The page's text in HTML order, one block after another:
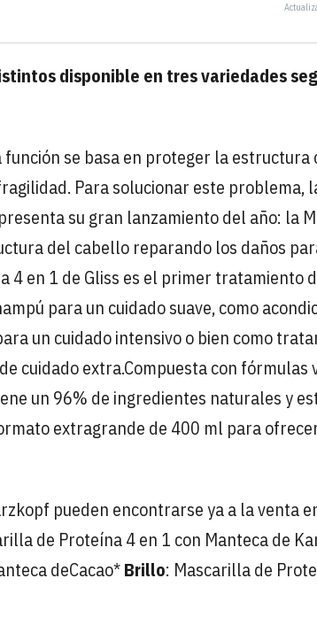
disponible en tres variedades
se basa en proteger la estructura
Para solucionar este problema,
su gran lanzamiento del año: la
del cabello reparando los daños
4 en 1 de Gliss es el primer tratamiento
para un cuidado suave, como
un cuidado intensivo o bien como
cuidado extra.Compuesta con fórmulas
un 96% de ingredientes naturales y
extragrande de 400 ml para
pueden encontrarse ya a la venta
de Proteína 4 en 1 con Manteca de
deCacao*Brillo: Mascarilla de